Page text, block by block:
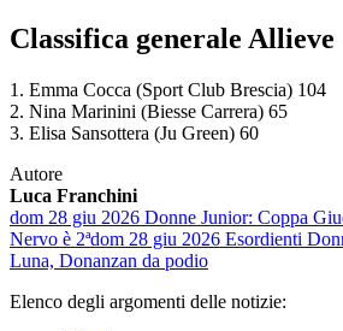
Classifica generale Allieve
1. Emma Cocca (Sport Club Brescia) 104
2. Nina Marinini (Biesse Carrera) 65
3. Elisa Sansottera (Ju Green) 60
Autore
Luca Franchini
dom 28 giu 2026 Donne Junior: Coppa
Nervo è 2ªdom 28 giu 2026 Esordienti
Luna, Donanzan da podio
Elenco degli argomenti delle notizie: